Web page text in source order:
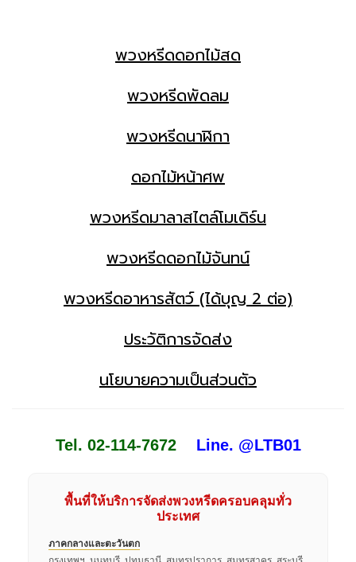
พวงหรีดดอกไม้สด
พวงหรีดพัดลม
พวงหรีดนาฬิกา
ดอกไม้หน้าศพ
พวงหรีดมาลาสไตล์โมเดิร์น
พวงหรีดดอกไม้จันทน์
พวงหรีดอาหารสัตว์ (ได้บุญ 2 ต่อ)
ประวัติการจัดส่ง
นโยบายความเป็นส่วนตัว
Tel. 02-114-7672 Line. @LTB01
พื้นที่ให้บริการจัดส่งพวงหรีดครอบคลุมทั่ว
ประเทศ
ภาคกลางและตะวันตก